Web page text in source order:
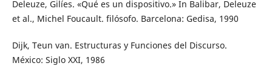
Deleuze, Gilíes. «Qué es un dispositivo.» In Balibar, Deleuze
et al., Michel Foucault. filósofo. Barcelona: Gedisa, 1990
Dijk, Teun van. Estructuras y Funciones del Discurso.
México: Siglo XXI, 1986